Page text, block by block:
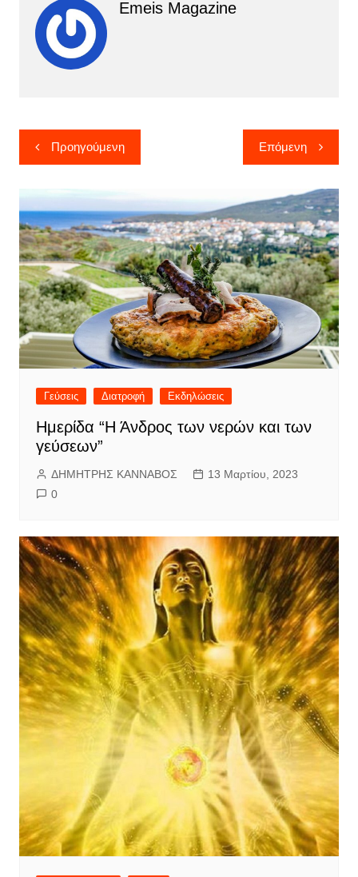
Emeis Magazine
Πλοήγηση
άρθρων
Προηγούμενη Επόμενη
Γεύσεις Διατροφή Εκδηλώσεις
Ημερίδα “Η Άνδρος των νερών και των
γεύσεων”
ΔΗΜΗΤΡΗΣ ΚΑΝΝΑΒΟΣ
13 Μαρτίου, 2023
0